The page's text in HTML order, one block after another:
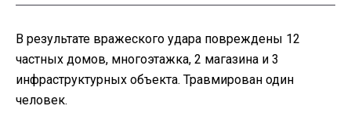
В результате вражеского удара повреждены 12
частных домов, многоэтажка, 2 магазина и 3
инфраструктурных объекта. Травмирован один
человек.